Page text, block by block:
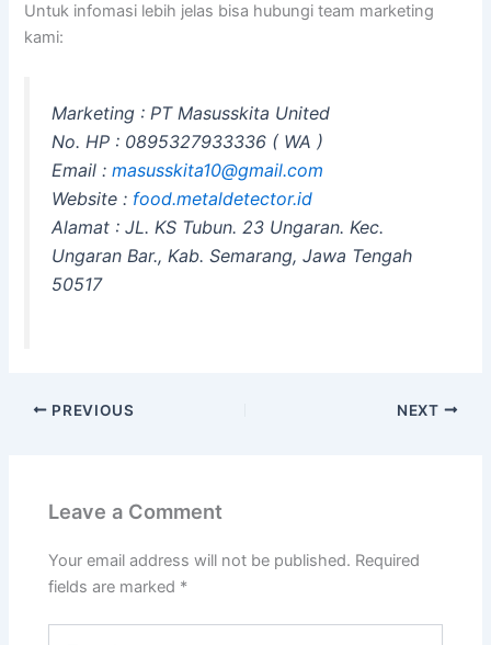
Untuk infomasi lebih jelas bisa hubungi team marketing
kami:
Marketing : PT Masusskita United
No. HP : 0895327933336 ( WA )
Email :masusskita10@gmail.com
Website : food.metaldetector.id
Alamat : JL. KS Tubun. 23 Ungaran. Kec.
Ungaran Bar., Kab. Semarang, Jawa Tengah
50517
PREVIOUS NEXT
Leave a Comment
Your email address will not be published. Required
fields are marked *